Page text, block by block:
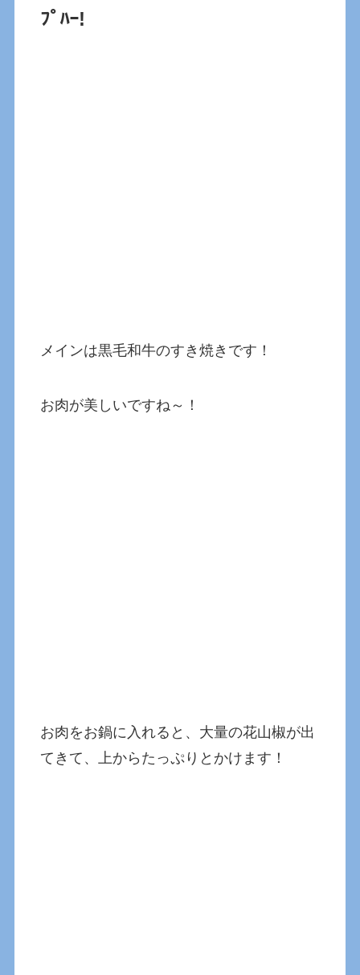
ﾌﾟﾊｰ!
メインは黒毛和牛のすき焼きです！
お肉が美しいですね～！
お肉をお鍋に入れると、大量の花山椒が出
てきて、上からたっぷりとかけます！